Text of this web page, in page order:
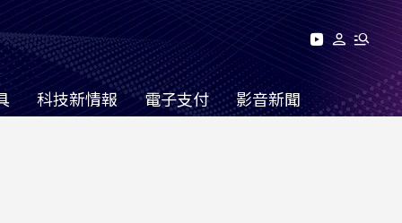
科技新情報 電子支付 影音新聞